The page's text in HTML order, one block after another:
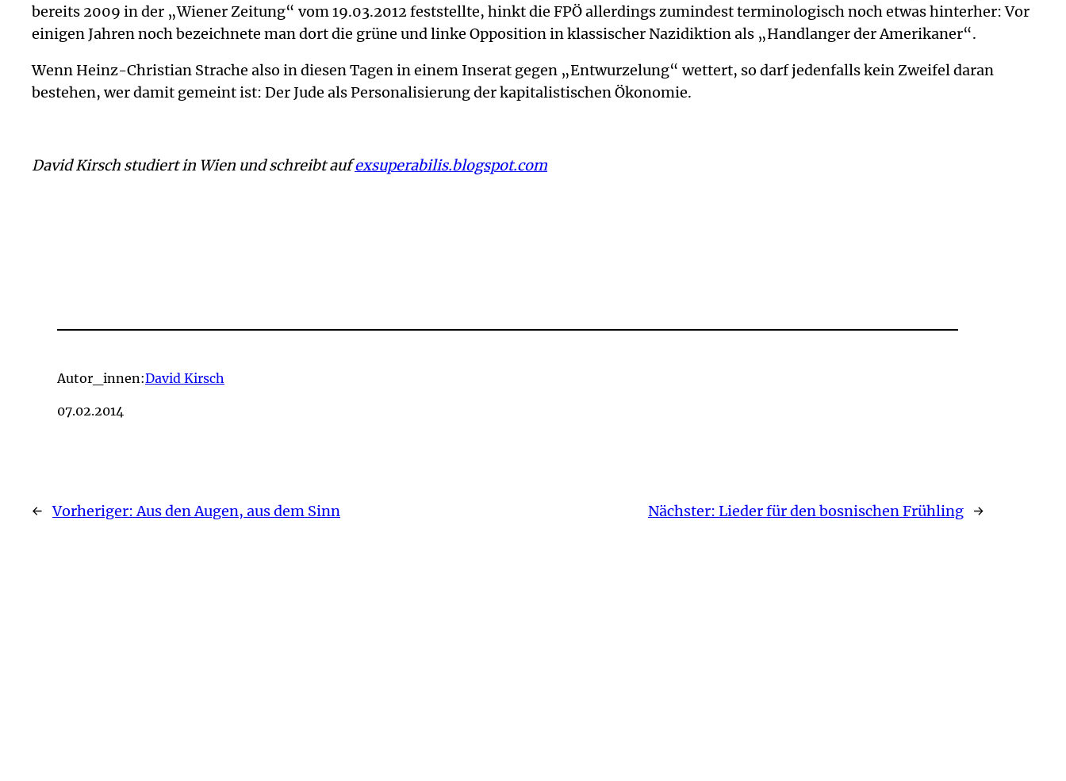
bereits 2009 in der „Wiener Zeitung“ vom 19.03.2012 feststellte, hinkt die FPÖ allerdings zumindest terminologisch noch etwas hinterher: Vor
einigen Jahren noch bezeichnete man dort die grüne und linke Opposition in klassischer Nazidiktion als „Handlanger der Amerikaner“.
Wenn Heinz-Christian Strache also in diesen Tagen in einem Inserat gegen „Entwurzelung“ wettert, so darf jedenfalls kein Zweifel daran
bestehen, wer damit gemeint ist: Der Jude als Personalisierung der kapitalistischen Ökonomie.
David Kirsch studiert in Wien und schreibt aufexsuperabilis.blogspot.com
Autor_innen:David Kirsch
07.02.2014
← Vorheriger: Aus den Augen, aus dem Sinn Nächster: Lieder für den bosnischen Frühling →